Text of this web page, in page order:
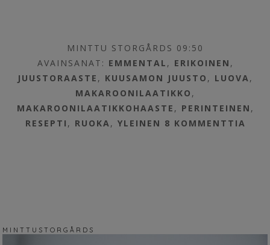
MINTTU STORGÅRDS 09:50
AVAINSANAT: EMMENTAL , ERIKOINEN ,
JUUSTORAASTE , KUUSAMON JUUSTO , LUOVA,
MAKAROONILAATIKKO ,
MAKAROONILAATIKKOHAASTE , PERINTEINEN ,
RESEPTI , RUOKA, YLEINEN 8 KOMMENTTIA
M I N T T U S T O R G Å R D S